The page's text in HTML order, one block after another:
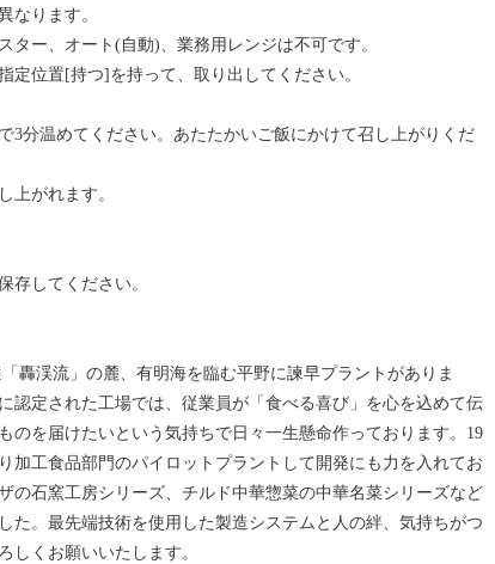
なります。
ター、オート(自動)、業務用レンジは不可です。
定位置[持つ]を持って、取り出してください。
3分温めてください。あたたかいご飯にかけて召し上がりくだ
上がれます。
存してください。
轟渓流」の麓、有明海を臨む平野に諫早プラントがありま
に認定された工場では、従業員が「食べる喜び」を心を込めて伝
のを届けたいという気持ちで日々一生懸命作っております。19
加工食品部門のパイロットプラントして開発にも力を入れてお
の石窯工房シリーズ、チルド中華惣菜の中華名菜シリーズなど
た。最先端技術を使用した製造システムと人の絆、気持ちがつ
しくお願いいたします。